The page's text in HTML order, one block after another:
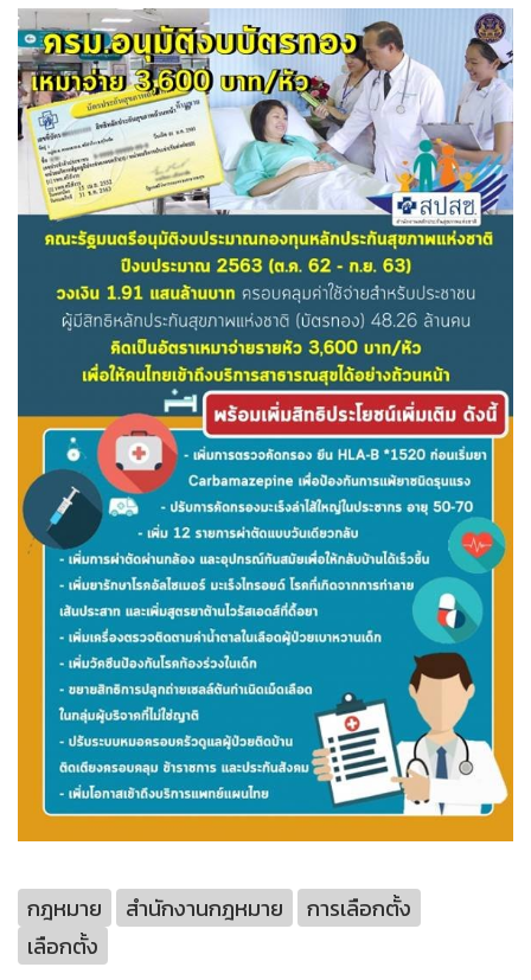
กฎหมาย สำนักงานกฎหมาย
การเลือกตั้ง
เลือกตั้ง